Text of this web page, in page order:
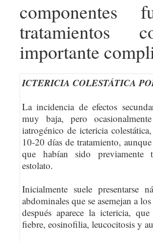
componentes
tratamientos
importante
ICTERICIA COLESTÁTICA
La incidencia de efectos
muy baja, pero
iatrogénico de ictericia
10-20 días de tratamiento,
que habían sido previamente
estolato.
Inicialmente suele presentarse
abdominales que se asemejan a
después aparece la ictericia,
fiebre, eosinofilia, leucocitosis y